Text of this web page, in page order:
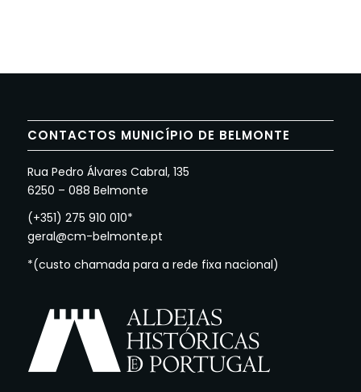
CONTACTOS MUNICÍPIO DE BELMONTE
Rua Pedro Álvares Cabral, 135
6250 – 088 Belmonte
(+351) 275 910 010*
geral@cm-belmonte.pt
*(custo chamada para a rede fixa nacional)